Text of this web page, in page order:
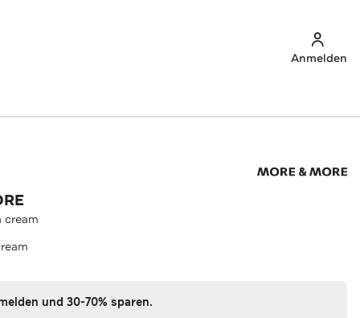
Anmelden
cream
und 30-70% sparen.